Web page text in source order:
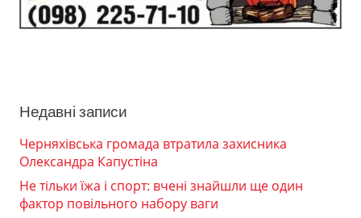
Недавні записи
Черняхівська громада втратила захисника
Олександра Капустіна
Не тільки їжа і спорт: вчені знайшли ще один
фактор повільного набору ваги